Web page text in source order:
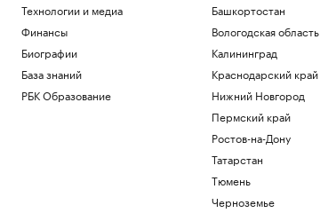
Технологии и медиа
Финансы
Биографии
База знаний
РБК Образование
Башкортостан
Вологодская область
Калининград
Краснодарский край
Нижний Новгород
Пермский край
Ростов-на-Дону
Татарстан
Тюмень
Черноземье